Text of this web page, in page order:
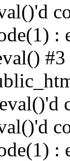
:
#3
: